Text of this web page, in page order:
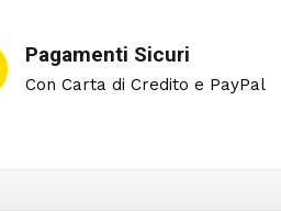
Pagamenti Sicuri
Con Carta di Credito e PayPal